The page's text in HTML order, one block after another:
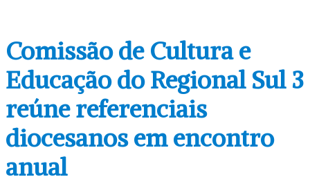
Comissão de Cultura e
Educação do Regional Sul 3
reúne referenciais
diocesanos em encontro
anual